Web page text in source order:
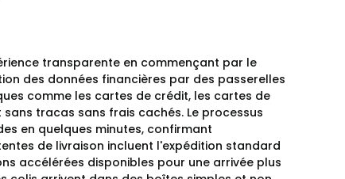
transparente en commençant par le
des données financières par des passerelles
comme les cartes de crédit, les cartes de
tracas sans frais cachés. Le processus
en quelques minutes, confirmant
de livraison incluent l'expédition standard
accélérées disponibles pour une arrivée plus